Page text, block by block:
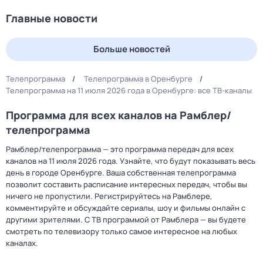
Главные новости
Больше новостей
Телепрограмма
Телепрограмма в Оренбурге
Телепрограмма на 11 июля 2026 года в Оренбурге: все ТВ-каналы
Программа для всех каналов на Рамблер/
телепрограмма
Рамблер/телепрограмма — это программа передач для всех
каналов на 11 июля 2026 года. Узнайте, что будут показывать весь
день в городе Оренбурге. Ваша собственная телепрограмма
позволит составить расписание интересных передач, чтобы вы
ничего не пропустили. Регистрируйтесь на Рамблере,
комментируйте и обсуждайте сериалы, шоу и фильмы онлайн с
другими зрителями. С ТВ программой от Рамблера — вы будете
смотреть по телевизору только самое интересное на любых
каналах.